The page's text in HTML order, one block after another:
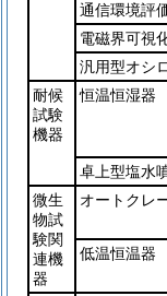
通信環境評
電磁界可視
汎用型オシ
耐候
試験
機器
恒温恒湿器
卓上型塩水
微生
物試
験関
連機
器
オートクレ
低温恒温器